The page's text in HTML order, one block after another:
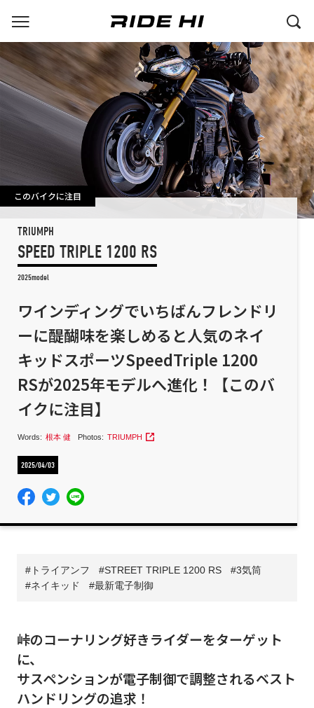
このバイクに注目
TRIUMPH
SPEED TRIPLE 1200 RS
2025model
ワインディングでいちばんフレンドリ
ーに醍醐味を楽しめると人気のネイ
キッドスポーツSpeedTriple 1200
RSが2025年モデルへ進化！【このバ
イクに注目】
Words: 根本 健 Photos: TRIUMPH
2025/04/03
トライアンフ STREET TRIPLE 1200 RS
3気筒
ネイキッド
最新電子制御
峠のコーナリング好きライダーをターゲット
に、
サスペンションが電子制御で調整されるベスト
ハンドリングの追求！